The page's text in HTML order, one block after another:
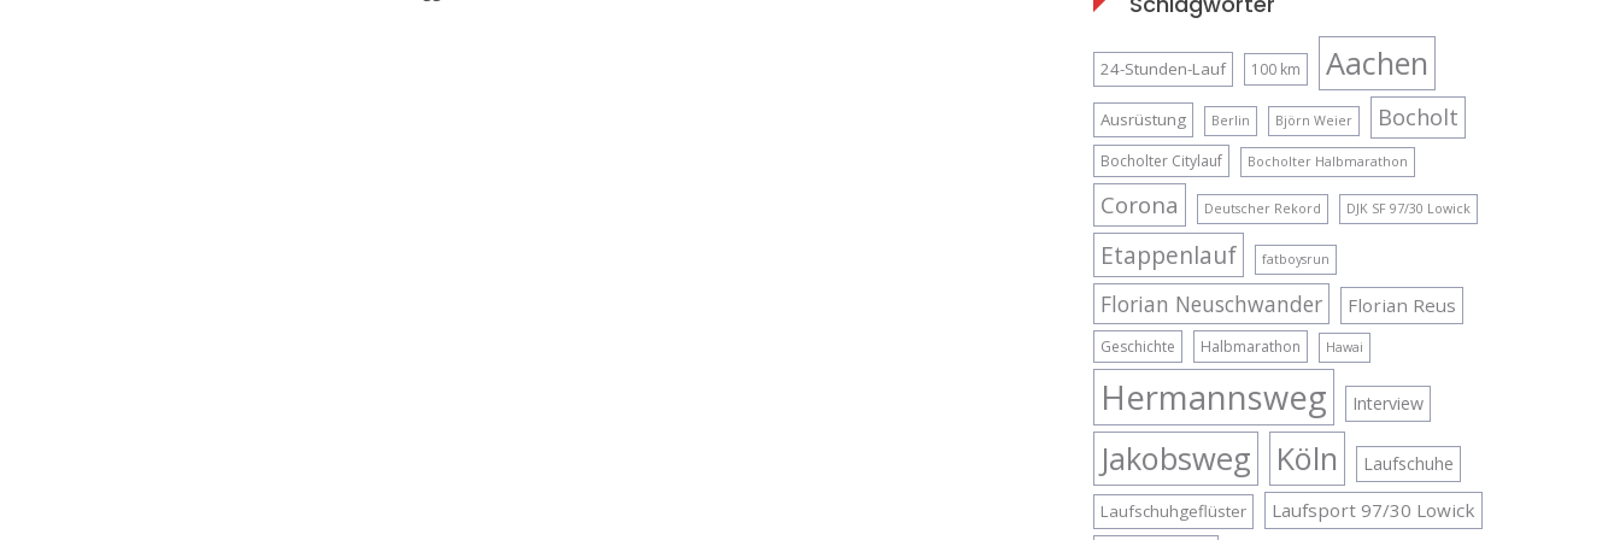
24-Stunden-Lauf 100 km Aachen
Ausrüstung Berlin Björn Weier Bocholt
Bocholter Citylauf Bocholter Halbmarathon
Corona Deutscher Rekord DJK SF 97/30 Lowick
Etappenlauf fatboysrun
Florian Neuschwander Florian Reus
Geschichte Halbmarathon Hawai
Hermannsweg Interview
Jakobsweg Köln Laufschuhe
Laufschuhgeflüster Laufsport 97/30 Lowick